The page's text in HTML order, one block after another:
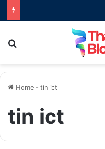
Home - tin ict
tin ict